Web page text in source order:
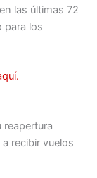
las últimas 72
para los
reapertura
recibir vuelos